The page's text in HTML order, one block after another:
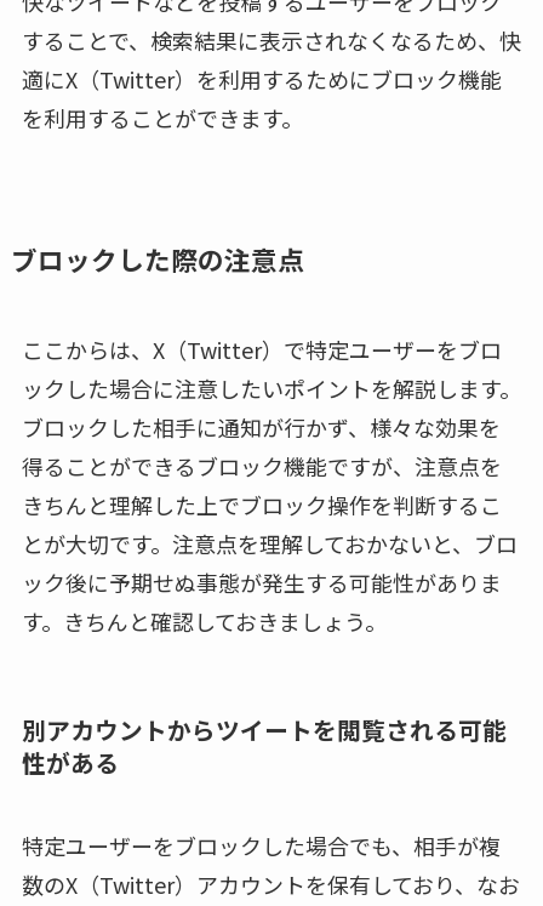
することで、検索結果に表示されなくなるため、快
適にX（Twitter）を利用するためにブロック機能
を利用することができます。
ブロックした際の注意点
ここからは、X（Twitter）で特定ユーザーをブロ
ックした場合に注意したいポイントを解説します。
ブロックした相手に通知が行かず、様々な効果を
得ることができるブロック機能ですが、注意点を
きちんと理解した上でブロック操作を判断するこ
とが大切です。注意点を理解しておかないと、ブロ
ック後に予期せぬ事態が発生する可能性がありま
す。きちんと確認しておきましょう。
別アカウントからツイートを閲覧される可能
性がある
特定ユーザーをブロックした場合でも、相手が複
数のX（Twitter）アカウントを保有しており、なお